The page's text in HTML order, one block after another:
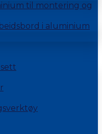
til montering og
i aluminium